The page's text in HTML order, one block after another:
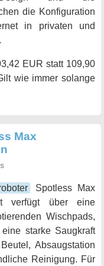
die Konfiguration
in privaten und
EUR statt 109,90
wie immer solange
Max
Spotless Max
verfügt über eine
Wischpads,
starke Saugkraft
Absaugstation
Reinigung. Für